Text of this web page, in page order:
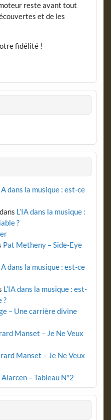
reste avant tout
et de les
fidélité !
dans la musique : est-ce
L’IA dans la musique :
?
Pat Metheny – Side-Eye
dans la musique : est-ce
L’IA dans la musique : est-
?
– Une carrière divine
Manset – Je Ne Veux
Manset – Je Ne Veux
– Tableau N°2